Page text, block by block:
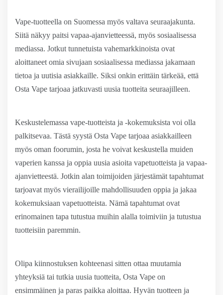
Vape-tuotteella on Suomessa myös valtava seuraajakunta.
Siitä näkyy paitsi vapaa-ajanvietteessä, myös sosiaalisessa
mediassa. Jotkut tunnetuista vahemarkkinoista ovat
aloittaneet omia sivujaan sosiaalisessa mediassa jakamaan
tietoa ja uutisia asiakkaille. Siksi onkin erittäin tärkeää, että
Osta Vape tarjoaa jatkuvasti uusia tuotteita seuraajilleen.
Keskustelemassa vape-tuotteista ja -kokemuksista voi olla
palkitsevaa. Tästä syystä Osta Vape tarjoaa asiakkailleen
myös oman foorumin, josta he voivat keskustella muiden
vaperien kanssa ja oppia uusia asioita vapetuotteista ja vapaa-
ajanvietteestä. Jotkin alan toimijoiden järjestämät tapahtumat
tarjoavat myös vierailijoille mahdollisuuden oppia ja jakaa
kokemuksiaan vapetuotteista. Nämä tapahtumat ovat
erinomainen tapa tutustua muihin alalla toimiviin ja tutustua
tuotteisiin paremmin.
Olipa kiinnostuksen kohteenasi sitten ottaa muutamia
yhteyksiä tai tutkia uusia tuotteita, Osta Vape on
ensimmäinen ja paras paikka aloittaa. Hyvän tuotteen ja